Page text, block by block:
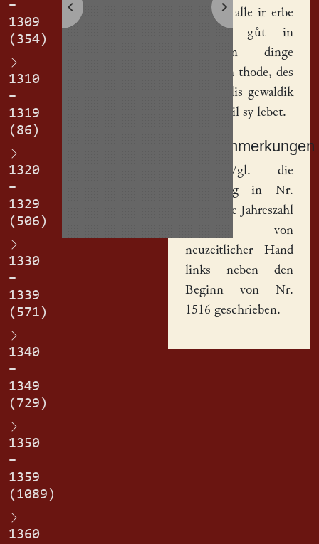
–
1309
(354)
1310
–
1319
(86)
1320
–
1329
(506)
1330
–
1339
(571)
1340
–
1349
(729)
1350
–
1359
(1089)
1360
b(ru)dir, alle ir erbe
und ir gůt in
jehegetim dinge
noch irm thode, des
wil sy allis gewaldik
sin, dy wil sy lebet.
Sachanmerkungen
] Vgl. die
Datierung in Nr.
1516. Die Jahreszahl
wurde von
neuzeitlicher Hand
links neben den
Beginn von Nr.
1516 geschrieben.